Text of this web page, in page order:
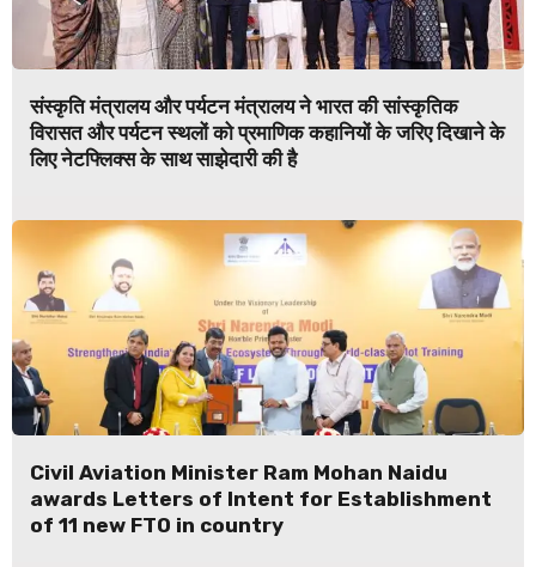
संस्कृति मंत्रालय और पर्यटन मंत्रालय ने भारत की सांस्कृतिक
विरासत और पर्यटन स्थलों को प्रमाणिक कहानियों के जरिए दिखाने के
लिए नेटफ्लिक्स के साथ साझेदारी की है
Civil Aviation Minister Ram Mohan Naidu
awards Letters of Intent for Establishment
of 11 new FTO in country